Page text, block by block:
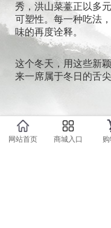
秀，洪山菜薹正以多
可塑性。每一种吃法
味的再度诠释。
这个冬天，用这些新
来一席属于冬日的舌尖
网站首页 商城入口